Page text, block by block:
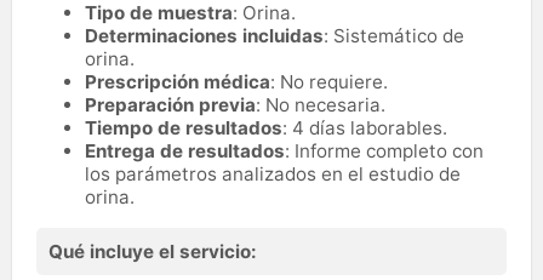
Tipo de muestra: Orina.
Determinaciones incluidas: Sistemático de
orina.
Prescripción médica: No requiere.
Preparación previa: No necesaria.
Tiempo de resultados: 4 días laborables.
Entrega de resultados: Informe completo con
los parámetros analizados en el estudio de
orina.
Qué incluye el servicio: